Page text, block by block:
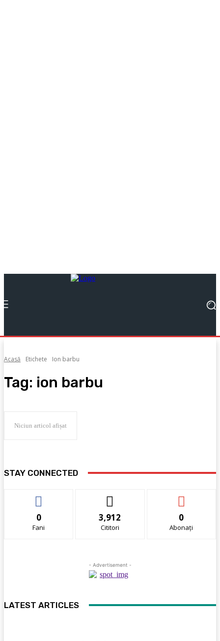
Acasă Etichete Ion barbu
Tag: ion barbu
Niciun articol afișat
STAY CONNECTED
0
Fani
3,912
Cititori
0
Abonați
- Advertisement -
LATEST ARTICLES